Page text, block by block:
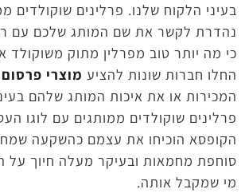
בעיני הלקוח שלנו. פרלינים שוקולדים
נהדרת לקשר את שם המותג שלכם עם
כי מה יותר טוב מפרלין מתוק משוקולד
החלו חברות שונות להציע מוצרי פרסום
המכירות או את איכות המותג שלהם
פרלינים שוקולדים ממותגים עם לוגו
הקופסא הוכיחו את עצמם כהשקעה
סוחפת מחמאות ובעיקר מעלה חיוך על
מי שמקבל אותה.